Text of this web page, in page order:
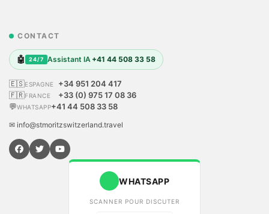
CONTACT
🤖 24/7 Assistant IA +41 44 508 33 58
🇪🇸ESPAGNE
+34 951 204 417
🇫🇷FRANCE
+33 (0) 975 17 08 36
💬WHATSAPP+41 44 508 33 58
✉ info@stmoritzswitzerland.travel
WHATSAPP
SCANNER POUR DISCUTER